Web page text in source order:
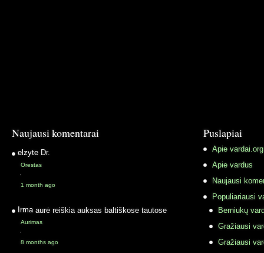
Naujausi komentarai
elzyte Dr.
Orestas
·
1 month ago
Irma aurė reiškia auksas baltiškose tautose
Aurimas
·
8 months ago
Puslapiai
Apie vardai.org
Apie vardus
Naujausi
Populiariausi
Berniukų
Gražiausi
Gražiausi